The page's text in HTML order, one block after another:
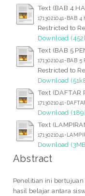
Text (BAB 4
1713021041-BAB
Restricted to
Download
Text (BAB 5
1713021041-BAB
Restricted to
Download
Text (DAFTAR
1713021041-
Download
Text
1713021041-
Download
Abstract
Penelitian ini
hasil belajar antara